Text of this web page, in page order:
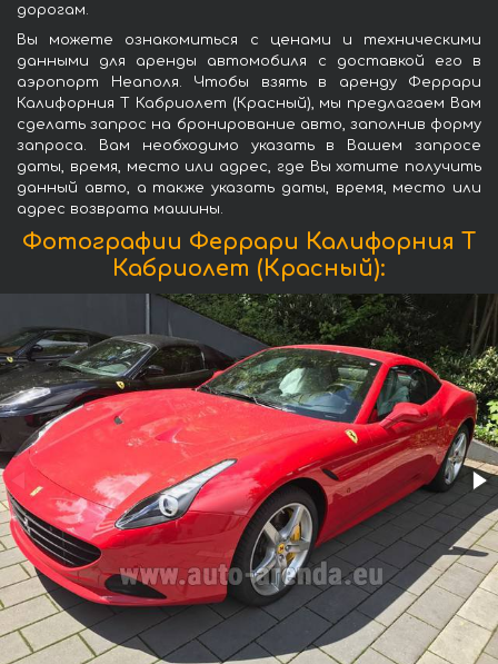
дорогам.
Вы можете ознакомиться с ценами и техническими
данными для аренды автомобиля с доставкой его в
аэропорт Неаполя. Чтобы взять в аренду Феррари
Калифорния Т Кабриолет (Красный), мы предлагаем Вам
сделать запрос на бронирование авто, заполнив форму
запроса. Вам необходимо указать в Вашем запросе
даты, время, место или адрес, где Вы хотите получить
данный авто, а также указать даты, время, место или
адрес возврата машины.
Фотографии Феррари Калифорния Т
Кабриолет (Красный):